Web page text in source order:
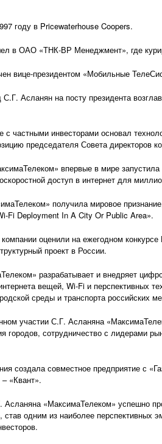
году в Pricewaterhouse Coopers.
в ОАО «ТНК-ВР Менеджмент», где
вице-президентом «Мобильные
С.Г. Асланян на посту президента
с частными инвесторами основал
председателя Совета директоров
впервые в мире
доступ в интернет для
получила мировое
Fi Deployment In A City Or Public Area».
оценили на ежегодном
проект в России.
разрабатывает и внедряет
вещей, Wi-Fi и перспективных
среды и транспорта российских
участии С.Г. Асланяна
городов, сотрудничество с лидерами
создала совместное предприятие с
«Квант».
Асланяна «МаксимаТелеком» успешно
одним из наиболее перспективных